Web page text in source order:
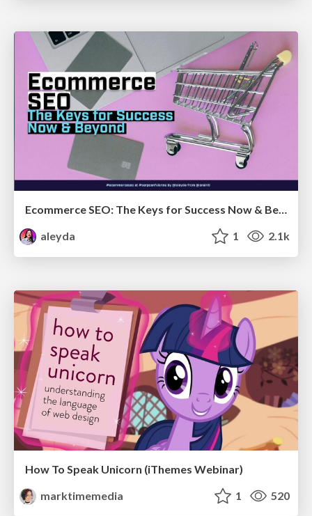
Ecommerce SEO: The Keys for Success Now & Beyond - #SERPConf2024
aleyda
1 2.1k
How To Speak Unicorn (iThemes Webinar)
marktimemedia
1 520